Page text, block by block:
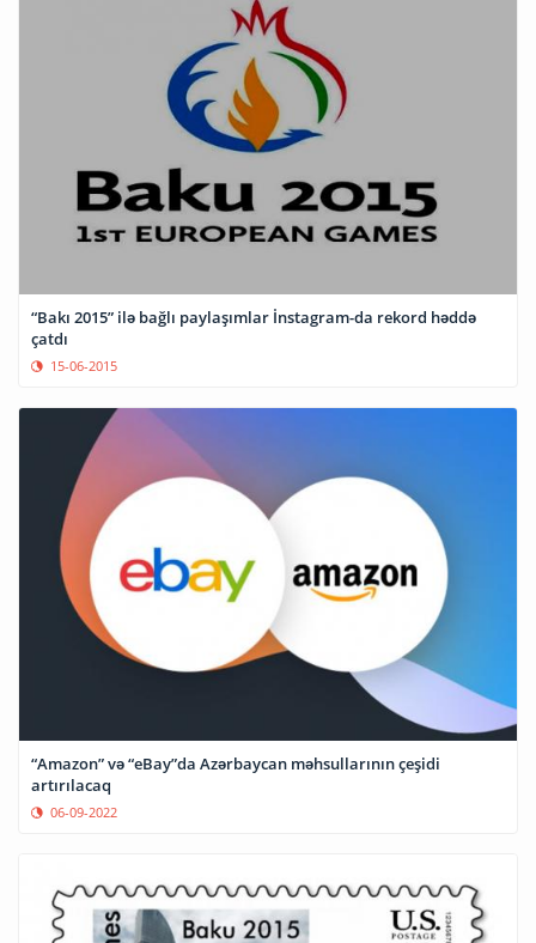
“Bakı 2015” ilə bağlı paylaşımlar İnstagram-da rekord həddə
çatdı
15-06-2015
“Amazon” və “eBay”da Azərbaycan məhsullarının çeşidi
artırılacaq
06-09-2022